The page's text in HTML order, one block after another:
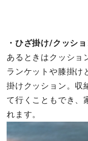
・ひざ掛け/クッシ
あるときはクッショ
ランケットや膝掛け
掛けクッション。収
て行くこともでき、
れます。